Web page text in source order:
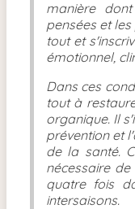
manière
pensées et
tout et
émotionnel,
Dans ces
tout à
organique. Il
prévention et
de la santé.
nécessaire
quatre fois
intersaisons.